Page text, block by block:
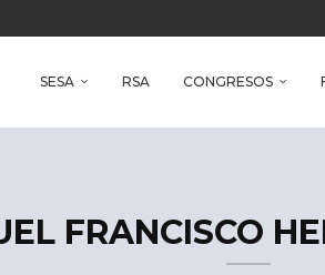
Iberoamericano de Salud Ambiental
SESA
RSA CONGRESOS
FRANCISCO